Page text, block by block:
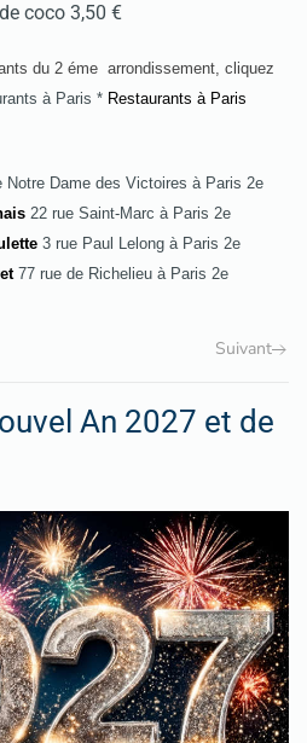
coco 3,50 €
du 2 éme arrondissement, cliquez
à Paris * Restaurants à Paris
Notre Dame des Victoires à Paris 2e
22 rue Saint-Marc à Paris 2e
3 rue Paul Lelong à Paris 2e
77 rue de Richelieu à Paris 2e
Suivant
An 2027 et de